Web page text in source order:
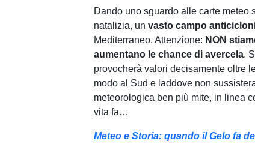
Dando uno sguardo alle carte meteo
natalizia, un vasto campo
Mediterraneo. Attenzione: NON
aumentano le chance di avercela.
provocherà valori decisamente oltre
modo al Sud e laddove non
meteorologica ben più mite, in linea
vita fa…
Meteo e Storia: quando il Gelo fa